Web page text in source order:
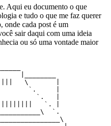
Aqui eu documento o que
e tudo o que me faz querer
onde cada post é um
sair daqui com uma ideia
ou só uma vontade maior
\       |
`.     |
`.   |
`. |
`.